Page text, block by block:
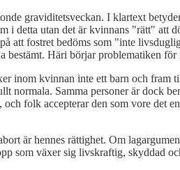
graviditetsveckan. I klartext
i detta utan det är kvinnans "rätt"
att fostret bedöms som "inte
bestämt. Häri börjar problematiken för
inom kvinnan inte ett barn och fram
Samma personer är dock
folk accepterar den som vore det
är hennes rättighet. Om
som växer sig livskraftig, skyddad